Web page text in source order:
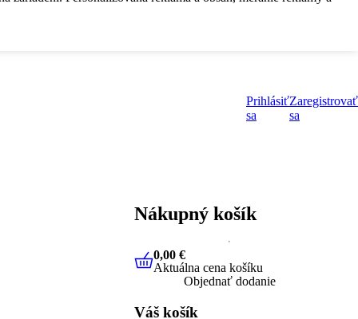
Prihlásiť
sa
Zaregistrovať
sa
Nákupný košík
0,00 €Aktuálna cena košíku
0,00 €
Aktuálna cena košíku
Objednať dodanie
Váš košík